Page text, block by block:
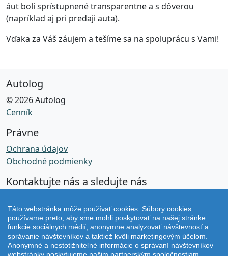
áut boli sprístupnené transparentne a s dôverou
(napríklad aj pri predaji auta).
Vďaka za Váš záujem a tešíme sa na spoluprácu s Vami!
Autolog
© 2026 Autolog
Cenník
Právne
Ochrana údajov
Obchodné podmienky
Kontaktujte nás a sledujte nás
Facebook
Instagram
Táto webstránka môže používať cookies. Súbory cookies
používame preto, aby sme mohli poskytovať na našej stránke
funkcie sociálnych médií, anonymne analyzovať návštevnosť a
správanie návštevníkov a taktiež kvôli marketingovým účelom.
Anonymné a nestotižniteľné informácie o správaní návštevníkov